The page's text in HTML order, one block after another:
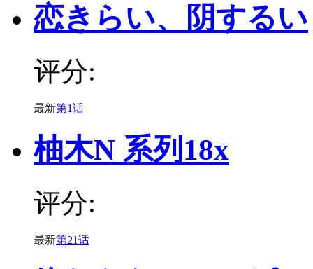
恋きらい、阴するい
评分:
最新第1话
柚木N 系列18x
评分:
最新第21话